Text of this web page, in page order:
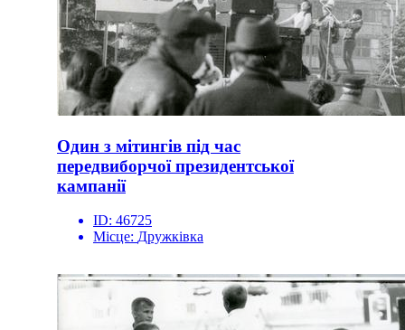
Один з мітингів під час
передвиборчої президентської
кампанії
ID: 46725
Місце: Дружківка